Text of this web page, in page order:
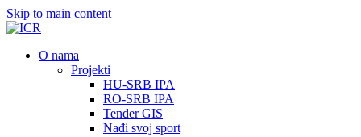
Skip to main content
О nama
Projekti
HU-SRB IPA
RO-SRB IPA
Tender GIS
Nađi svoj sport